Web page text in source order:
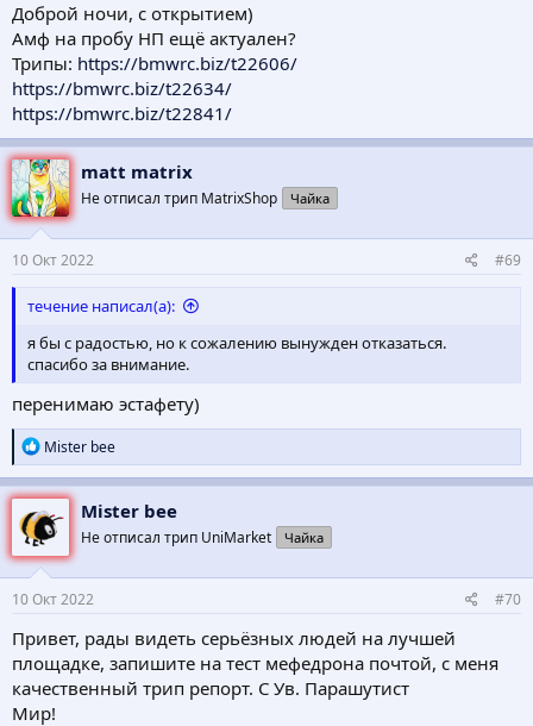
Доброй ночи, с открытием)
Амф на пробу НП ещё актуален?
Трипы: https://bmwrc.biz/t22606/
https://bmwrc.biz/t22634/
https://bmwrc.biz/t22841/
matt matrix
Не отписал трип MatrixShop Чайка
10 Окт 2022 #69
течение написал(а):
я бы с радостью, но к сожалению вынужден отказаться.
спасибо за внимание.
перенимаю эстафету)
Р
е
а
к
ц
и
и
:
Mister bee
Mister bee
Не отписал трип UniMarket Чайка
10 Окт 2022 #70
Привет, рады видеть серьёзных людей на лучшей
площадке, запишите на тест мефедрона почтой, с меня
качественный трип репорт. С Ув. Парашутист
Мир!